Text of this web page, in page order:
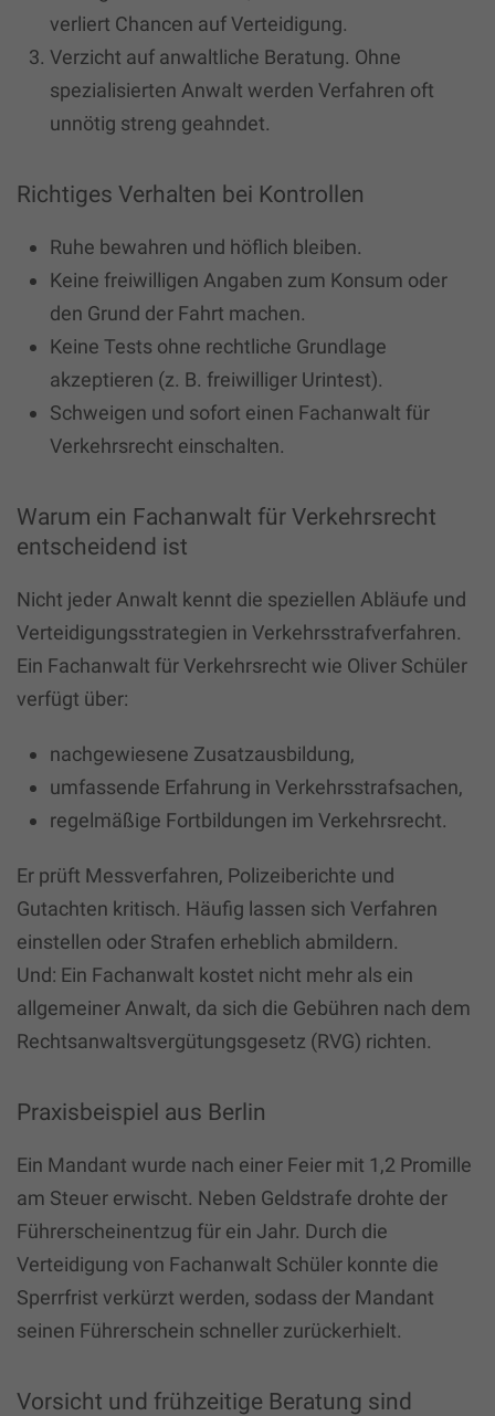
verliert Chancen auf Verteidigung.
Verzicht auf anwaltliche Beratung. Ohne
spezialisierten Anwalt werden Verfahren oft
unnötig streng geahndet.
Richtiges Verhalten bei Kontrollen
Ruhe bewahren und höflich bleiben.
Keine freiwilligen Angaben zum Konsum oder
den Grund der Fahrt machen.
Keine Tests ohne rechtliche Grundlage
akzeptieren (z. B. freiwilliger Urintest).
Schweigen und sofort einen Fachanwalt für
Verkehrsrecht einschalten.
Warum ein Fachanwalt für Verkehrsrecht
entscheidend ist
Nicht jeder Anwalt kennt die speziellen Abläufe und
Verteidigungsstrategien in Verkehrsstrafverfahren.
Ein Fachanwalt für Verkehrsrecht wie Oliver Schüler
verfügt über:
nachgewiesene Zusatzausbildung,
umfassende Erfahrung in Verkehrsstrafsachen,
regelmäßige Fortbildungen im Verkehrsrecht.
Er prüft Messverfahren, Polizeiberichte und
Gutachten kritisch. Häufig lassen sich Verfahren
einstellen oder Strafen erheblich abmildern.
Und: Ein Fachanwalt kostet nicht mehr als ein
allgemeiner Anwalt, da sich die Gebühren nach dem
Rechtsanwaltsvergütungsgesetz (RVG) richten.
Praxisbeispiel aus Berlin
Ein Mandant wurde nach einer Feier mit 1,2 Promille
am Steuer erwischt. Neben Geldstrafe drohte der
Führerscheinentzug für ein Jahr. Durch die
Verteidigung von Fachanwalt Schüler konnte die
Sperrfrist verkürzt werden, sodass der Mandant
seinen Führerschein schneller zurückerhielt.
Vorsicht und frühzeitige Beratung sind